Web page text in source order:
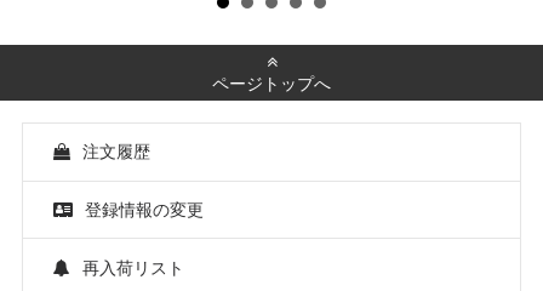
ページトップへ
注文履歴
登録情報の変更
再入荷リスト